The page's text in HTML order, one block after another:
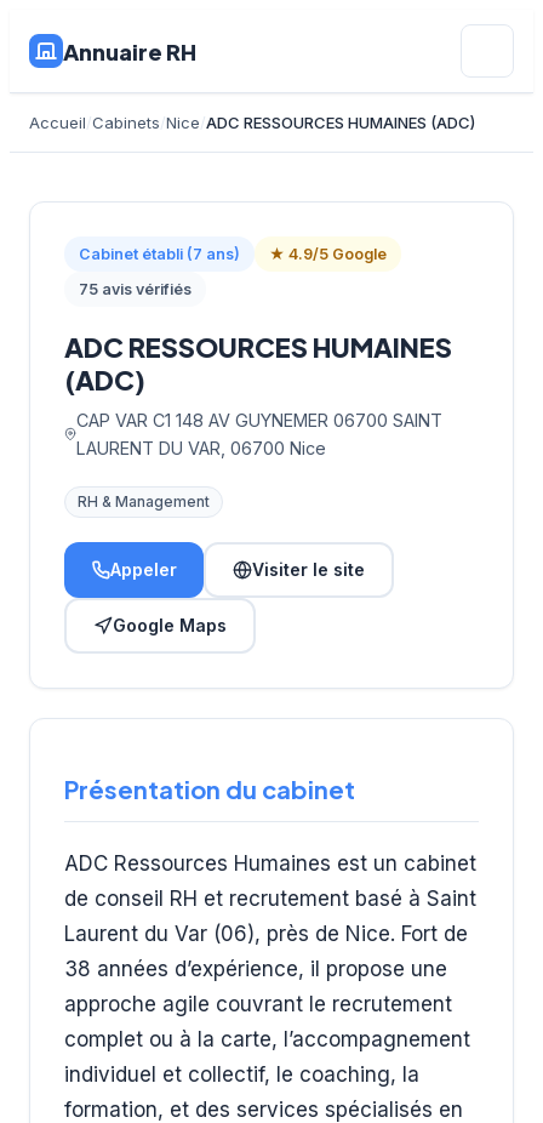
Annuaire RH
Accueil Cabinets Nice ADC RESSOURCES HUMAINES (ADC)
Cabinet établi (7 ans)
★ 4.9/5 Google
75 avis vérifiés
ADC RESSOURCES HUMAINES
(ADC)
CAP VAR C1 148 AV GUYNEMER 06700 SAINT
LAURENT DU VAR, 06700 Nice
RH & Management
Appeler Visiter le site
Google Maps
Présentation du cabinet
ADC Ressources Humaines est un cabinet
de conseil RH et recrutement basé à Saint
Laurent du Var (06), près de Nice. Fort de
38 années d’expérience, il propose une
approche agile couvrant le recrutement
complet ou à la carte, l’accompagnement
individuel et collectif, le coaching, la
formation, et des services spécialisés en